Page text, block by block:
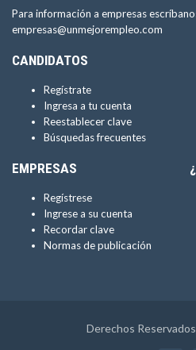
Para información a empresas
empresas@unmejorempleo.com
CANDIDATOS
Regístrate
Ingresa a tu cuenta
Reestablecer clave
Búsquedas frecuentes
EMPRESAS
Regístrese
Ingrese a su cuenta
Recordar clave
Normas de publicación
Derechos